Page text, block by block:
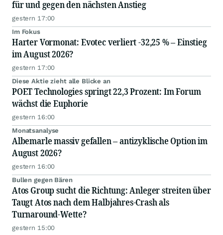
für und gegen den nächsten Anstieg
gestern 17:00
Im Fokus
Harter Vormonat: Evotec verliert -32,25 % – Einstieg
im August 2026?
gestern 17:00
Diese Aktie zieht alle Blicke an
POET Technologies springt 22,3 Prozent: Im Forum
wächst die Euphorie
gestern 16:00
Monatsanalyse
Albemarle massiv gefallen – antizyklische Option im
August 2026?
gestern 16:00
Bullen gegen Bären
Atos Group sucht die Richtung: Anleger streiten über
Taugt Atos nach dem Halbjahres-Crash als
Turnaround-Wette?
gestern 15:00